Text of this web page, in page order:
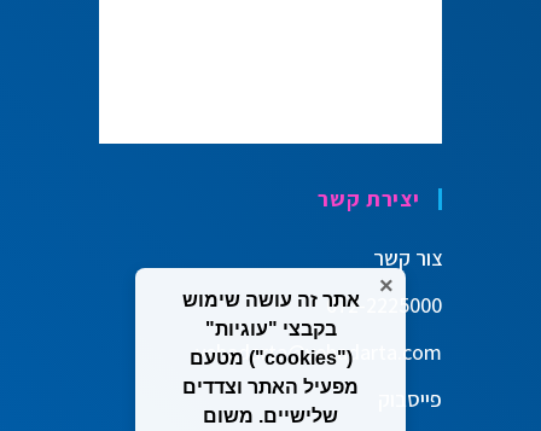
יצירת קשר
צור קשר
072-2225000
vehadarta@vehadarta.com
פייסבוק
×
אתר זה עושה שימוש
בקבצי "עוגיות"
("cookies") מטעם
מפעיל האתר וצדדים
שלישיים. משום